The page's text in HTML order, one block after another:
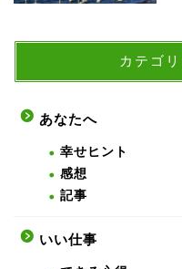
カテゴ
あなたへ
幸せヒント
感想
記事
いい仕事